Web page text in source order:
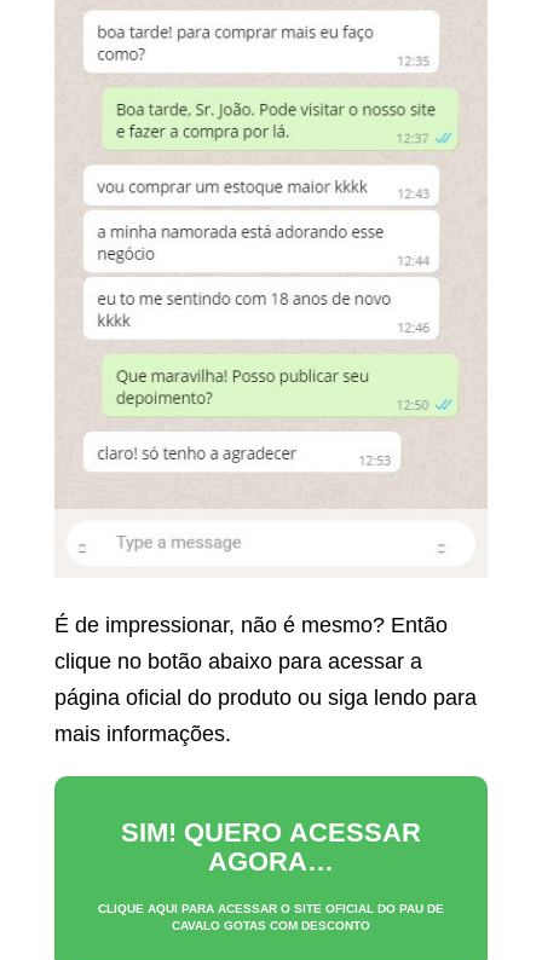
É de impressionar, não é mesmo? Então
clique no botão abaixo para acessar a
página oficial do produto ou siga lendo para
mais informações.
SIM! QUERO ACESSAR
AGORA…
CLIQUE AQUI PARA ACESSAR O SITE OFICIAL DO PAU DE
CAVALO GOTAS COM DESCONTO